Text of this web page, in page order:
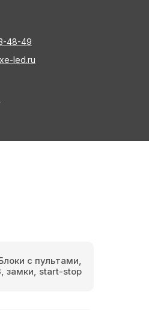
led.ru
48-49
с пультами,
замки, start-stop